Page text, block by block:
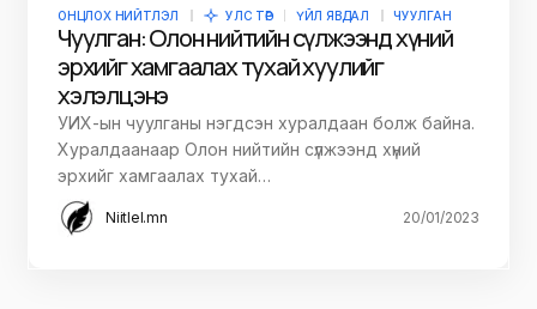
ОНЦЛОХ НИЙТЛЭЛ УЛС ТӨР ҮЙЛ ЯВДАЛ ЧУУЛГАН
Чуулган: Олон нийтийн сүлжээнд хүний
эрхийг хамгаалах тухай хуулийг
хэлэлцэнэ
УИХ-ын чуулганы нэгдсэн хуралдаан болж байна.
Хуралдаанаар Олон нийтийн сүлжээнд хүний
эрхийг хамгаалах тухай…
Niitlel.mn 20/01/2023